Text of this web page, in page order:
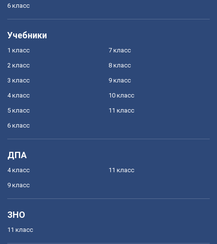
6 класс
Учебники
1 класс
2 класс
3 класс
4 класс
5 класс
6 класс
7 класс
8 класс
9 класс
10 класс
11 класс
ДПА
4 класс
9 класс
11 класс
ЗНО
11 класс